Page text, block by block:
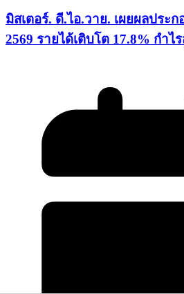
มิสเตอร์. ดี.ไอ.วาย. เผยผลประ
2569 รายได้เติบโต 17.8% กำไ